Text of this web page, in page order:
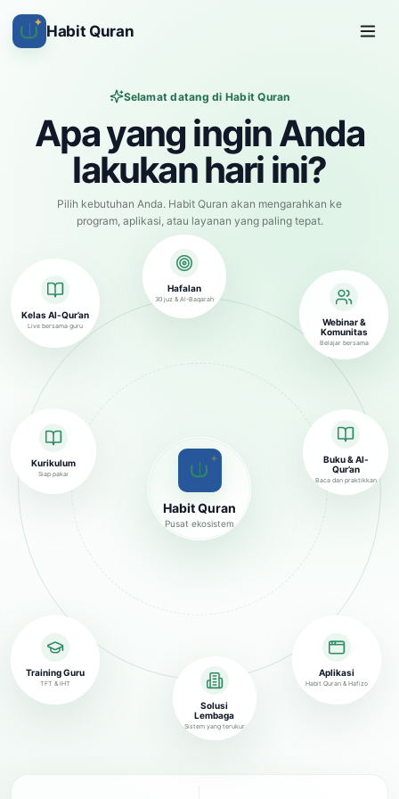
✦ Habit Quran
Selamat datang di Habit Quran
Apa yang ingin Anda
lakukan hari ini?
Pilih kebutuhan Anda. Habit Quran akan mengarahkan ke
program, aplikasi, atau layanan yang paling tepat.
✦
Habit Quran
Pusat ekosistem
Kelas Al-Qur’an
Live bersama guru
Hafalan
30 juz & Al-Baqarah
Buku & Al-
Qur’an
Baca dan praktikkan
Training Guru
TFT & IHT
Solusi
Lembaga
Sistem yang terukur
Kurikulum
Siap pakai
Aplikasi
Habit Quran & Hafizo
Webinar &
Komunitas
Belajar bersama